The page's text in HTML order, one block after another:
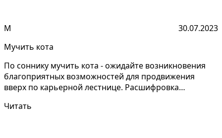
М
30.07.2023
Мучить кота
По соннику мучить кота - ожидайте возникновения
благоприятных возможностей для продвижения
вверх по карьерной лестнице. Расшифровка
Читать